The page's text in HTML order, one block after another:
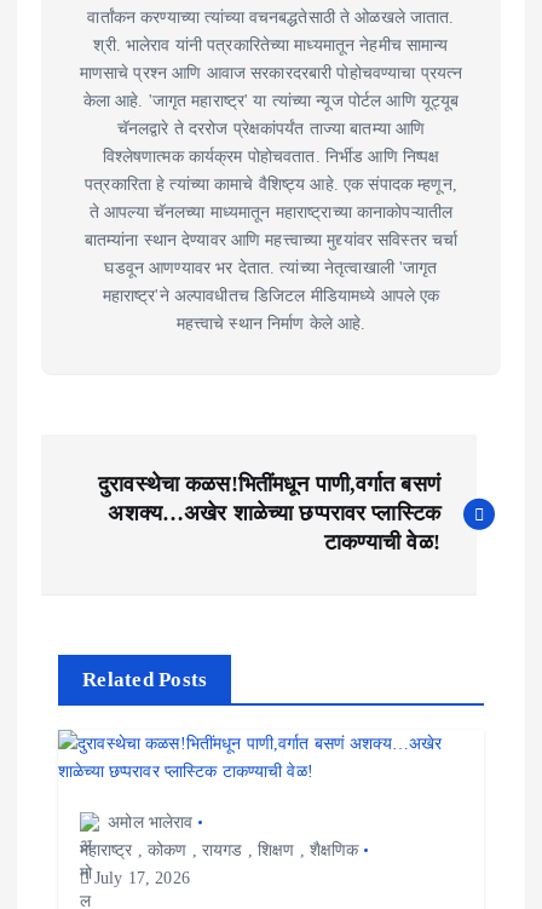
वार्तांकन करण्याच्या त्यांच्या वचनबद्धतेसाठी ते ओळखले जातात.
श्री. भालेराव यांनी पत्रकारितेच्या माध्यमातून नेहमीच सामान्य
माणसाचे प्रश्न आणि आवाज सरकारदरबारी पोहोचवण्याचा प्रयत्न
केला आहे. 'जागृत महाराष्ट्र' या त्यांच्या न्यूज पोर्टल आणि यूट्यूब
चॅनलद्वारे ते दररोज प्रेक्षकांपर्यंत ताज्या बातम्या आणि
विश्लेषणात्मक कार्यक्रम पोहोचवतात. निर्भीड आणि निष्पक्ष
पत्रकारिता हे त्यांच्या कामाचे वैशिष्ट्य आहे. एक संपादक म्हणून,
ते आपल्या चॅनलच्या माध्यमातून महाराष्ट्राच्या कानाकोपऱ्यातील
बातम्यांना स्थान देण्यावर आणि महत्त्वाच्या मुद्द्यांवर सविस्तर चर्चा
घडवून आणण्यावर भर देतात. त्यांच्या नेतृत्वाखाली 'जागृत
महाराष्ट्र'ने अल्पावधीतच डिजिटल मीडियामध्ये आपले एक
महत्त्वाचे स्थान निर्माण केले आहे.
n
a
v
दुरावस्थेचा कळस!भितींमधून पाणी,वर्गात बसणं
अशक्य…अखेर शाळेच्या छप्परावर प्लास्टिक
टाकण्याची वेळ!
Related Posts
अमोल भालेराव
महाराष्ट्र ,कोकण रायगड शिक्षण
शैक्षणिक
July 17, 2026